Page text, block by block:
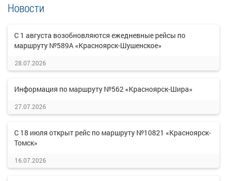
Новости
С 1 августа возобновляются ежедневные рейсы по
маршруту №589А «Красноярск-Шушенское»
28.07.2026
Информация по маршруту №562 «Красноярск-Шира»
27.07.2026
С 18 июля открыт рейс по маршруту №10821 «Красноярск-
Томск»
16.07.2026